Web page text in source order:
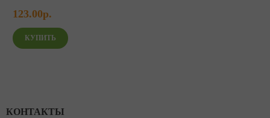
123.00р.
КОНТАКТЫ